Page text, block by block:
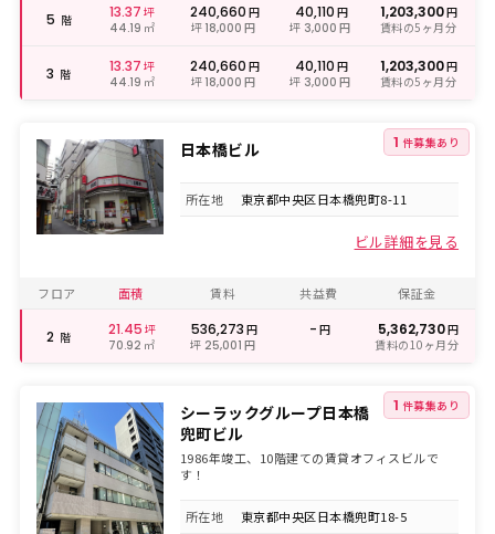
5 階 13.37 坪
44.19 ㎡
240,660 円
坪 18,000 円
40,110 円
坪 3,000 円
1,203,300円
賃料の5ヶ月分
3 階 13.37 坪
44.19 ㎡
240,660 円
坪 18,000 円
40,110 円
坪 3,000 円
1,203,300円
賃料の5ヶ月分
1 件募集あり
日本橋ビル
所在地 東京都中央区日本橋兜町8-11
ビル詳細を見る
フロア 面積 賃料 共益費 保証金
2 階 21.45 坪
70.92 ㎡
536,273 円
坪 25,001 円
- 円 5,362,730円
賃料の10ヶ月分
1 件募集あり
シーラックグループ日本橋
兜町ビル
1986年竣工、10階建ての賃貸オフィスビルで
す！
所在地 東京都中央区日本橋兜町18-5